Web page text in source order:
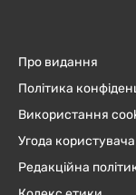
Про видання
Політика
Використання
Угода користувача
Редакційна